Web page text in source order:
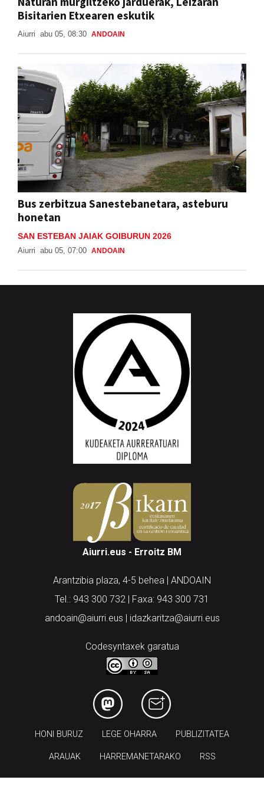
Bisitarien Etxearen eskutik
Aiurri abu 05, 08:30 ANDOAIN
Bus zerbitzua Sanestebanetara, asteburu
honetan
SAN ESTEBAN JAIAK GOIBURUN 2026
Aiurri abu 05, 07:00 ANDOAIN
Aiurri.eus - Erroitz BM
Arantzibia plaza, 4-5 behea | ANDOAIN
Tel.: 943 300 732 | Faxa: 943 300 731
andoain@aiurri.eus | idazkaritza@aiurri.eus
Codesyntaxek garatua
HONI BURUZ LEGE OHARRA PUBLIZITATEA
ARAUAK HARREMANETARAKO RSS